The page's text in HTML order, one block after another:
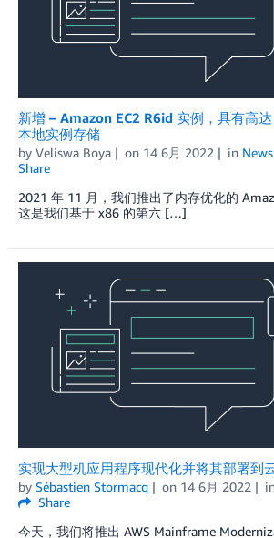
新增 – Amazon EC2 R6id 实例，具有高
本地实例存储
by Veliswa Boya on 14 6月 2022 in News
Share
2021 年 11 月，我们推出了内存优化的
这是我们基于 x86 的第六 […]
实现大型机应用程序现代化并将其部署到
by Sébastien Stormacq on 14 6月 2022
Share
今天，我们将推出 AWS Mainframe